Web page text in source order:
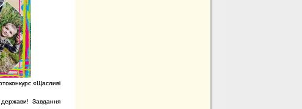
«Щасливі
Завдання